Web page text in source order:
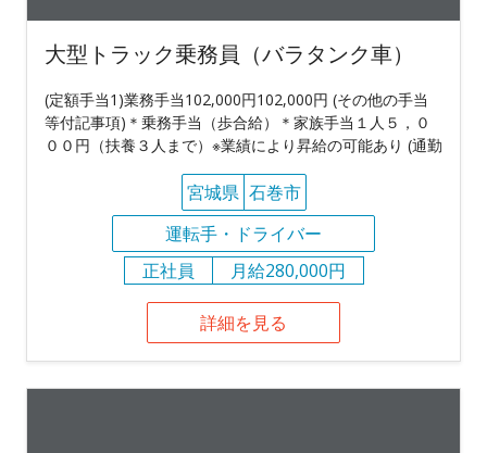
大型トラック乗務員（バラタンク車）
(定額手当1)業務手当102,000円102,000円 (その他の手当
等付記事項)＊乗務手当（歩合給）＊家族手当１人５，０
００円（扶養３人まで）※業績により昇給の可能あり (通勤
宮城県 石巻市
運転手・ドライバー
正社員
月給280,000円
詳細を見る